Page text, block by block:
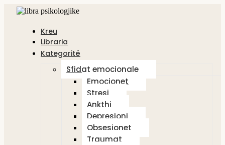
Kreu
Libraria
Kategoritë
Sfidat emocionale
Emocionet
Stresi
Ankthi
Depresioni
Obsesionet
Traumat